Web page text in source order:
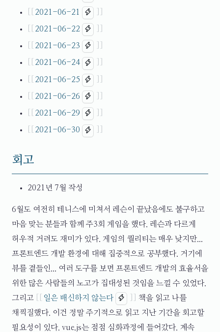
2021-06-21
2021-06-22
2021-06-23
2021-06-24
2021-06-25
2021-06-26
2021-06-29
2021-06-30
회고
2021년 7월 작성
6월도 여전히 테니스에 미쳐서 레슨이 끝났음에도 불구하고
마음 맞는 분들과 함께 주3회 게임을 했다. 레슨과 다르게
허우적 거려도 재미가 있다. 게임의 퀄리티는 매우 낮지만...
프론트엔드 개발 환경에 대해 집중적으로 공부했다. 거기에
뷰를 곁들인... 여러 도구를 보면 프론트엔드 개발의 효율서을
위한 많은 사람들의 노고가 집대성된 것임을 느낄 수 있었다.
그리고
일은 배신하지 않는다
책을 읽고 나를
채찍질했다. 이건 정말 주기적으로 읽고 지난 기간을 회고할
필요성이 있다. vue.js는 점점 심화과정에 들어갔다. 계속